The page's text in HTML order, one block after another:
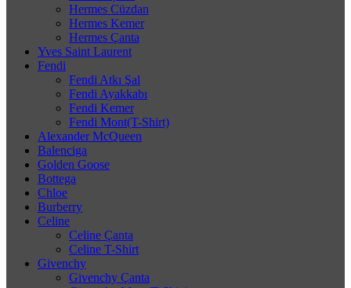
Hermes Cüzdan
Hermes Kemer
Hermes Çanta
Yves Saint Laurent
Fendi
Fendi Atkı Şal
Fendi Ayakkabı
Fendi Kemer
Fendi Mont(T-Shirt)
Alexander McQueen
Balenciga
Golden Goose
Bottega
Chloe
Burberry
Celine
Celine Çanta
Celine T-Shirt
Givenchy
Givenchy Çanta